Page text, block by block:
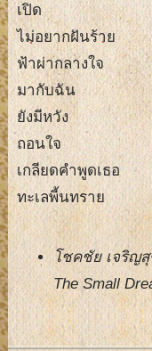
เปิด
ไม่อยากฝันร้าย
ฟ้าผ่ากลางใจ
มากับฉัน
ยังมีหวัง
ถอนใจ
เกลียดคำพูดเธอ
ทะเลพี้นทราย
โชคชัย เจริญ
The Small